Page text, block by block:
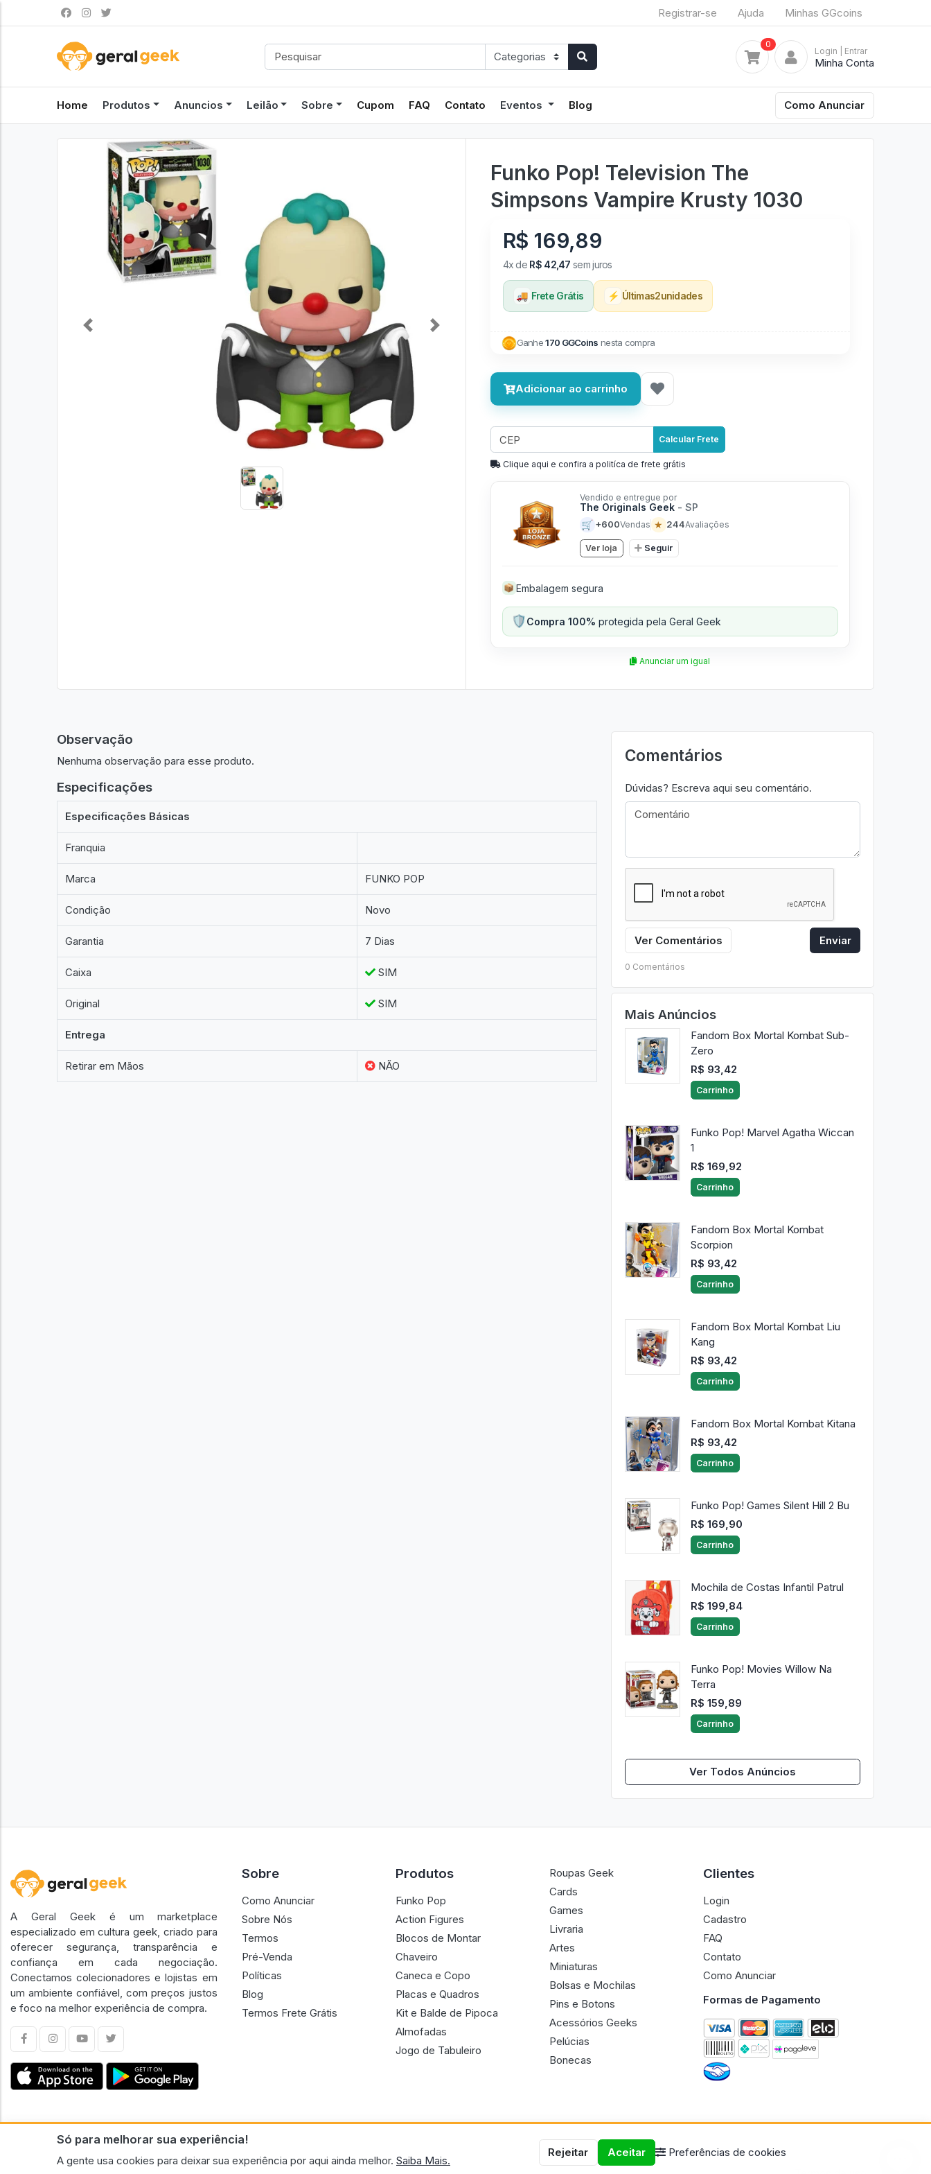
Registrar-se Ajuda Minhas GGcoins
0
Login | Entrar
Minha Conta
Home Produtos Anuncios Leilão Sobre Cupom FAQ Contato Eventos Blog Como Anunciar
Previous Next
Funko Pop! Television The
Simpsons Vampire Krusty 1030
R$ 169,89
4x de R$ 42,47 sem juros
🚚 Frete Grátis ⚡ Últimas2unidades
Ganhe170 GGCoins nesta compra
Adicionar ao carrinho
Calcular Frete
Clique aqui e confira a politíca de frete grátis
Vendido e entregue por
The Originals Geek - SP
🛒 +600Vendas ★ 244Avaliações
Ver loja Seguir
📦 Embalagem segura
🛡️Compra 100% protegida pela Geral Geek
Anunciar um igual
Observação
Nenhuma observação para esse produto.
Especificações
Especificações Básicas
Franquia
Marca FUNKO POP
Condição Novo
Garantia 7 Dias
Caixa SIM
Original SIM
Entrega
Retirar em Mãos NÃO
Comentários
Dúvidas? Escreva aqui seu comentário.
Ver Comentários Enviar
0 Comentários
Mais Anúncios
Fandom Box Mortal Kombat Sub-
Zero
R$ 93,42
Carrinho
Funko Pop! Marvel Agatha Wiccan
1
R$ 169,92
Carrinho
Fandom Box Mortal Kombat
Scorpion
R$ 93,42
Carrinho
Fandom Box Mortal Kombat Liu
Kang
R$ 93,42
Carrinho
Fandom Box Mortal Kombat Kitana
R$ 93,42
Carrinho
Funko Pop! Games Silent Hill 2 Bu
R$ 169,90
Carrinho
Mochila de Costas Infantil Patrul
R$ 199,84
Carrinho
Funko Pop! Movies Willow Na
Terra
R$ 159,89
Carrinho
Ver Todos Anúncios
Só para melhorar sua experiência!
A gente usa cookies para deixar sua experiência por aqui ainda melhor. Saiba Mais.
Rejeitar Aceitar Preferências de cookies
A Geral Geek é um marketplace
especializado em cultura geek, criado para
oferecer segurança, transparência e
confiança em cada negociação.
Conectamos colecionadores e lojistas em
um ambiente confiável, com preços justos
e foco na melhor experiência de compra.
Sobre
Como Anunciar
Sobre Nós
Termos
Pré-Venda
Políticas
Blog
Termos Frete Grátis
Produtos
Funko Pop
Action Figures
Blocos de Montar
Chaveiro
Caneca e Copo
Placas e Quadros
Kit e Balde de Pipoca
Almofadas
Jogo de Tabuleiro
Roupas Geek
Cards
Games
Livraria
Artes
Miniaturas
Bolsas e Mochilas
Pins e Botons
Acessórios Geeks
Pelúcias
Bonecas
Clientes
Login
Cadastro
FAQ
Contato
Como Anunciar
Formas de Pagamento
CNPJ n.º 30.220.458/0001-17 - GERAL GEEK PORTAL ELETRONICO LTDA.